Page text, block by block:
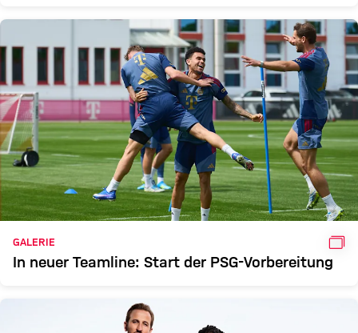
GALERIE
In neuer Teamline: Start der PSG-Vorbereitung